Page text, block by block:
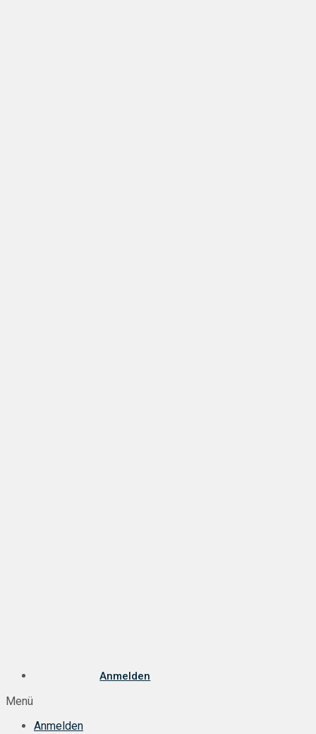
Anmelden
Menü
Anmelden